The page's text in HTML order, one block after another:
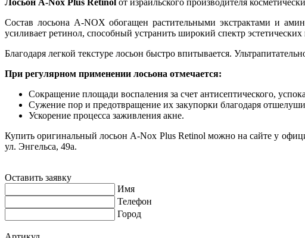
Состав лосьона A-NOX обогащен растительными экстрактами и
усиливает ретинол, способный устранить широкий спектр
Благодаря легкой текстуре лосьон быстро впитывается.
При регулярном применении лосьона отмечается:
Сокращение площади воспаления за счет антисептического,
Сужение пор и предотвращение их закупорки благодаря
Ускорение процесса заживления акне.
Купить оригинальный лосьон A-Nox Plus Retinol можно на сайте у
ул. Энгельса, 49а.
Оставить заявку
Имя
Телефон
Город